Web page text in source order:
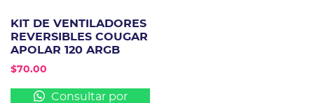
KIT DE VENTILADORES
REVERSIBLES COUGAR
APOLAR 120 ARGB
$70.00
Consultar por